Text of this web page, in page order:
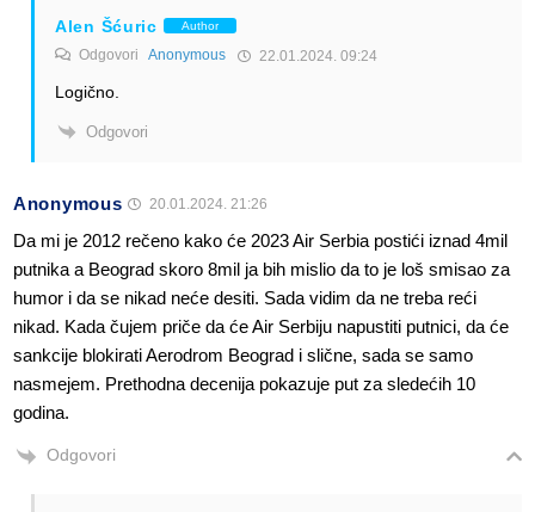
Alen Šćuric Author
Odgovori Anonymous 22.01.2024. 09:24
Logično.
Odgovori
Anonymous 20.01.2024. 21:26
Da mi je 2012 rečeno kako će 2023 Air Serbia postići iznad 4mil
putnika a Beograd skoro 8mil ja bih mislio da to je loš smisao za
humor i da se nikad neće desiti. Sada vidim da ne treba reći
nikad. Kada čujem priče da će Air Serbiju napustiti putnici, da će
sankcije blokirati Aerodrom Beograd i slične, sada se samo
nasmejem. Prethodna decenija pokazuje put za sledećih 10
godina.
Odgovori